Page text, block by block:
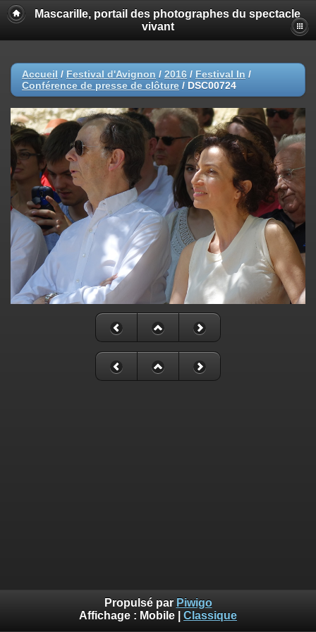
Mascarille, portail des photographes du spectacle
vivant
Accueil / Festival d'Avignon / 2016 / Festival In /
Conférence de presse de clôture / DSC00724
Propulsé par Piwigo
Affichage : Mobile Classique